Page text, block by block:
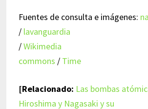
Fuentes de consulta e imágenes:
/ lavanguardia
/Wikimedia
commons / Time
[Relacionado: Las bombas
Hiroshima y Nagasaki y su